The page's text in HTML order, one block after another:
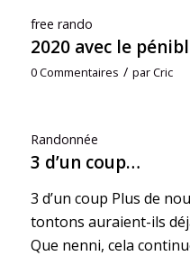
free rando
2020 avec le
0 Commentaires / parCric
Randonnée
3 d’un coup…
3 d’un coup Plus de
tontons auraient-ils
Que nenni, cela